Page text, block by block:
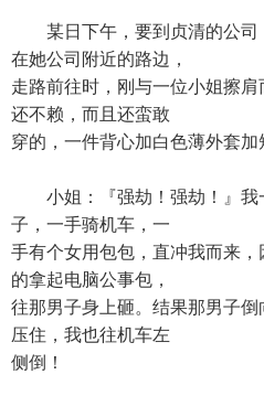
某日下午，要到贞清的公司
在她公司附近的路边，
走路前往时，刚与一位小姐擦
还不赖，而且还蛮敢
穿的，一件背心加白色薄外套加
小姐：『强劫！强劫！』我
子，一手骑机车，一
手有个女用包包，直冲我而来
的拿起电脑公事包，
往那男子身上砸。结果那男子
压住，我也往机车左
侧倒！